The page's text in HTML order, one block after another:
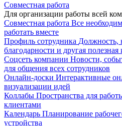
Совместная работа
Для организации работы всей
Совместная работа Все
работать вместе
Профиль сотрудника Должность,
благодарности и другая
Соцсеть компании Новости,
для общения всех сотрудников
Онлайн-доски Интерактивные
визуализации идей
Коллабы Пространства для
клиентами
Календарь Планирование
устройства